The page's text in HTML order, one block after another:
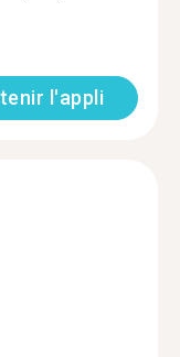
l'appli